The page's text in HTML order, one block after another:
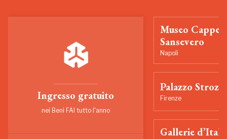
Ingresso gratuito
nei Beni FAI tutto l'anno
Museo
Sansevero
Napoli
Palazzo Strozzi
Firenze
Gallerie